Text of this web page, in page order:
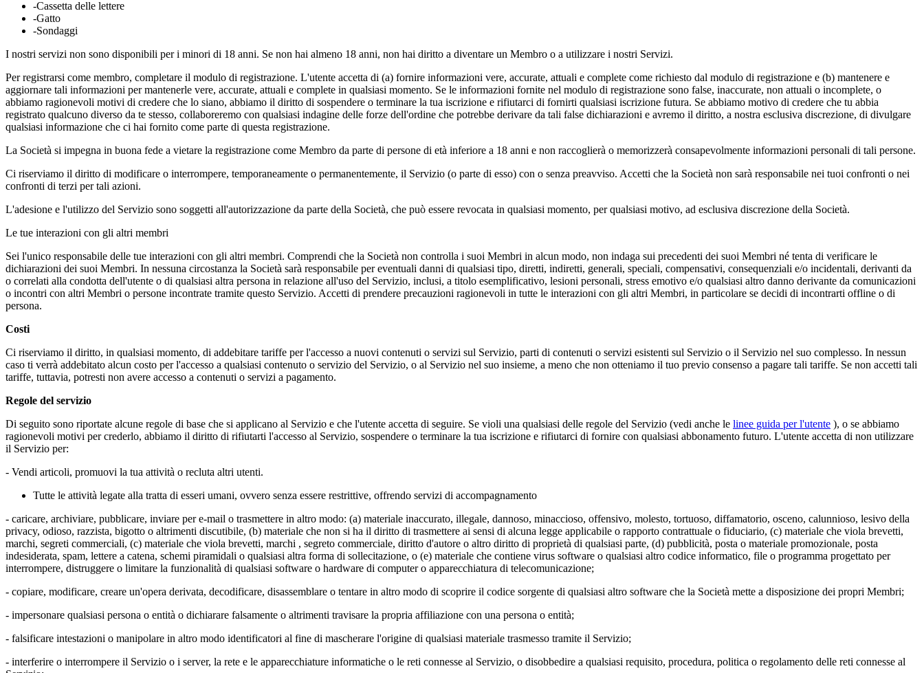
-Cassetta delle lettere
-Gatto
-Sondaggi
I nostri servizi non sono disponibili per i minori di 18 anni. Se non hai almeno 18 anni, non hai diritto a diventare un Membro o a utilizzare i nostri Servizi.
Per registrarsi come membro, completare il modulo di registrazione. L'utente accetta di (a) fornire informazioni vere, accurate, attuali e complete come richiesto dal modulo di registrazione e (b) mantenere e
aggiornare tali informazioni per mantenerle vere, accurate, attuali e complete in qualsiasi momento. Se le informazioni fornite nel modulo di registrazione sono false, inaccurate, non attuali o incomplete, o
abbiamo ragionevoli motivi di credere che lo siano, abbiamo il diritto di sospendere o terminare la tua iscrizione e rifiutarci di fornirti qualsiasi iscrizione futura. Se abbiamo motivo di credere che tu abbia
registrato qualcuno diverso da te stesso, collaboreremo con qualsiasi indagine delle forze dell'ordine che potrebbe derivare da tali false dichiarazioni e avremo il diritto, a nostra esclusiva discrezione, di divulgare
qualsiasi informazione che ci hai fornito come parte di questa registrazione.
La Società si impegna in buona fede a vietare la registrazione come Membro da parte di persone di età inferiore a 18 anni e non raccoglierà o memorizzerà consapevolmente informazioni personali di tali persone.
Ci riserviamo il diritto di modificare o interrompere, temporaneamente o permanentemente, il Servizio (o parte di esso) con o senza preavviso. Accetti che la Società non sarà responsabile nei tuoi confronti o nei
confronti di terzi per tali azioni.
L'adesione e l'utilizzo del Servizio sono soggetti all'autorizzazione da parte della Società, che può essere revocata in qualsiasi momento, per qualsiasi motivo, ad esclusiva discrezione della Società.
Le tue interazioni con gli altri membri
Sei l'unico responsabile delle tue interazioni con gli altri membri. Comprendi che la Società non controlla i suoi Membri in alcun modo, non indaga sui precedenti dei suoi Membri né tenta di verificare le
dichiarazioni dei suoi Membri. In nessuna circostanza la Società sarà responsabile per eventuali danni di qualsiasi tipo, diretti, indiretti, generali, speciali, compensativi, consequenziali e/o incidentali, derivanti da
o correlati alla condotta dell'utente o di qualsiasi altra persona in relazione all'uso del Servizio, inclusi, a titolo esemplificativo, lesioni personali, stress emotivo e/o qualsiasi altro danno derivante da comunicazioni
o incontri con altri Membri o persone incontrate tramite questo Servizio. Accetti di prendere precauzioni ragionevoli in tutte le interazioni con gli altri Membri, in particolare se decidi di incontrarti offline o di
persona.
Costi
Ci riserviamo il diritto, in qualsiasi momento, di addebitare tariffe per l'accesso a nuovi contenuti o servizi sul Servizio, parti di contenuti o servizi esistenti sul Servizio o il Servizio nel suo complesso. In nessun
caso ti verrà addebitato alcun costo per l'accesso a qualsiasi contenuto o servizio del Servizio, o al Servizio nel suo insieme, a meno che non otteniamo il tuo previo consenso a pagare tali tariffe. Se non accetti tali
tariffe, tuttavia, potresti non avere accesso a contenuti o servizi a pagamento.
Regole del servizio
Di seguito sono riportate alcune regole di base che si applicano al Servizio e che l'utente accetta di seguire. Se violi una qualsiasi delle regole del Servizio (vedi anche le linee guida per l'utente ), o se abbiamo
ragionevoli motivi per crederlo, abbiamo il diritto di rifiutarti l'accesso al Servizio, sospendere o terminare la tua iscrizione e rifiutarci di fornire con qualsiasi abbonamento futuro. L'utente accetta di non utilizzare
il Servizio per:
- Vendi articoli, promuovi la tua attività o recluta altri utenti.
Tutte le attività legate alla tratta di esseri umani, ovvero senza essere restrittive, offrendo servizi di accompagnamento
- caricare, archiviare, pubblicare, inviare per e-mail o trasmettere in altro modo: (a) materiale inaccurato, illegale, dannoso, minaccioso, offensivo, molesto, tortuoso, diffamatorio, osceno, calunnioso, lesivo della
privacy, odioso, razzista, bigotto o altrimenti discutibile, (b) materiale che non si ha il diritto di trasmettere ai sensi di alcuna legge applicabile o rapporto contrattuale o fiduciario, (c) materiale che viola brevetti,
marchi, segreti commerciali, (c) materiale che viola brevetti, marchi , segreto commerciale, diritto d'autore o altro diritto di proprietà di qualsiasi parte, (d) pubblicità, posta o materiale promozionale, posta
indesiderata, spam, lettere a catena, schemi piramidali o qualsiasi altra forma di sollecitazione, o (e) materiale che contiene virus software o qualsiasi altro codice informatico, file o programma progettato per
interrompere, distruggere o limitare la funzionalità di qualsiasi software o hardware di computer o apparecchiatura di telecomunicazione;
- copiare, modificare, creare un'opera derivata, decodificare, disassemblare o tentare in altro modo di scoprire il codice sorgente di qualsiasi altro software che la Società mette a disposizione dei propri Membri;
- impersonare qualsiasi persona o entità o dichiarare falsamente o altrimenti travisare la propria affiliazione con una persona o entità;
- falsificare intestazioni o manipolare in altro modo identificatori al fine di mascherare l'origine di qualsiasi materiale trasmesso tramite il Servizio;
- interferire o interrompere il Servizio o i server, la rete e le apparecchiature informatiche o le reti connesse al Servizio, o disobbedire a qualsiasi requisito, procedura, politica o regolamento delle reti connesse al